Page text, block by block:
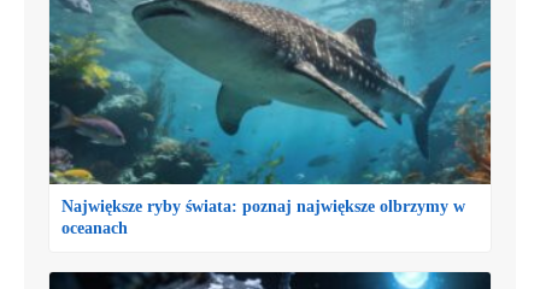
Największe ryby świata: poznaj największe olbrzymy w
oceanach